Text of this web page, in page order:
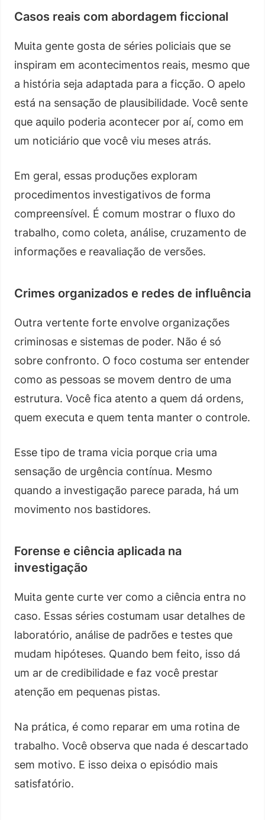
Casos reais com abordagem ficcional
Muita gente gosta de séries policiais que se
inspiram em acontecimentos reais, mesmo que
a história seja adaptada para a ficção. O apelo
está na sensação de plausibilidade. Você sente
que aquilo poderia acontecer por aí, como em
um noticiário que você viu meses atrás.
Em geral, essas produções exploram
procedimentos investigativos de forma
compreensível. É comum mostrar o fluxo do
trabalho, como coleta, análise, cruzamento de
informações e reavaliação de versões.
Crimes organizados e redes de influência
Outra vertente forte envolve organizações
criminosas e sistemas de poder. Não é só
sobre confronto. O foco costuma ser entender
como as pessoas se movem dentro de uma
estrutura. Você fica atento a quem dá ordens,
quem executa e quem tenta manter o controle.
Esse tipo de trama vicia porque cria uma
sensação de urgência contínua. Mesmo
quando a investigação parece parada, há um
movimento nos bastidores.
Forense e ciência aplicada na
investigação
Muita gente curte ver como a ciência entra no
caso. Essas séries costumam usar detalhes de
laboratório, análise de padrões e testes que
mudam hipóteses. Quando bem feito, isso dá
um ar de credibilidade e faz você prestar
atenção em pequenas pistas.
Na prática, é como reparar em uma rotina de
trabalho. Você observa que nada é descartado
sem motivo. E isso deixa o episódio mais
satisfatório.